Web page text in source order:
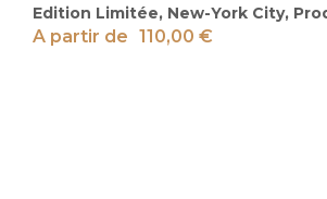
Edition Limitée, New-York City,
A partir de 110,00 €